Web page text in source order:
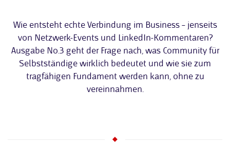
Wie entsteht echte Verbindung im Business – jenseits
von Netzwerk-Events und LinkedIn-Kommentaren?
Ausgabe No.3 geht der Frage nach, was Community für
Selbstständige wirklich bedeutet und wie sie zum
tragfähigen Fundament werden kann, ohne zu
vereinnahmen.